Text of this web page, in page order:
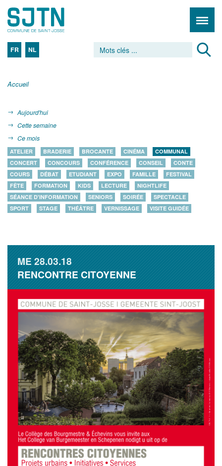
FR NL
Accueil
Aujourd'hui
Cette semaine
Ce mois
ATELIER BRADERIE BROCANTE CINÉMA
COMMUNAL
CONCERT
CONCOURS CONFÉRENCE CONSEIL
CONTE
COURS
DÉBAT ETUDIANT EXPO FAMILLE
FESTIVAL
FÊTE
FORMATION KIDS LECTURE
NIGHTLIFE
SÉANCE D'INFORMATION
SENIORS SOIRÉE
SPECTACLE
SPORT
STAGE THÉÂTRE VERNISSAGE VISITE GUIDÉE
ME28.03.18
RENCONTRE CITOYENNE